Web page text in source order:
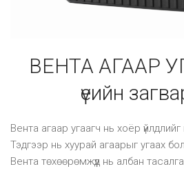
ВЕНТА АГААР
үеийн
Вента агаар угаагч нь хоёр үйлдлийг
Тэдгээр нь хуурай агаарыг угаах
Вента төхөөрөмжүүд нь албан